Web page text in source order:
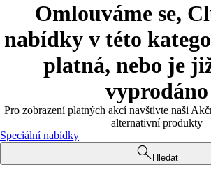
Omlouváme se,
nabídky v této
platná, nebo je
vyprodáno
Pro zobrazení platných akcí navštivte naši
alternativní produkty
Speciální nabídky
Hledat